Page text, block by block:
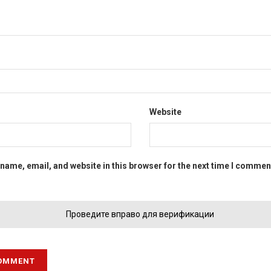
Website
email, and website in this browser for the next time I
Проведите вправо для верификации